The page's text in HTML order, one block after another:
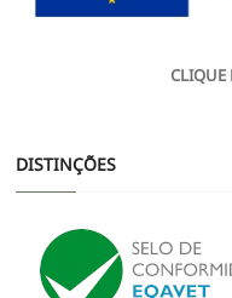
CLIQUE
DISTINÇÕES